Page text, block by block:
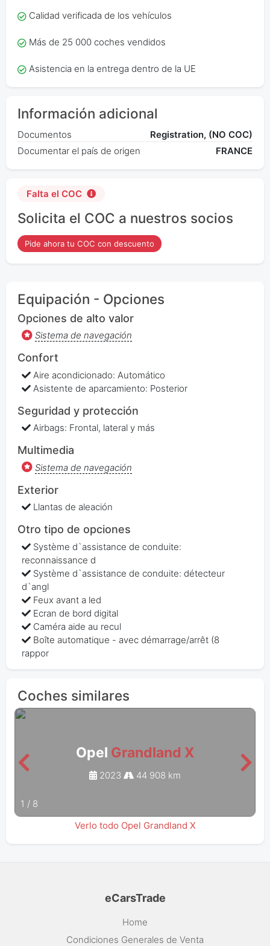
Calidad verificada de los vehículos
Más de 25 000 coches vendidos
Asistencia en la entrega dentro de la UE
Información adicional
Documentos
Registration, (NO COC)
Documentar el país de origen
FRANCE
Falta el COC
Solicita el COC a nuestros socios
Pide ahora tu COC con descuento
Equipación - Opciones
Opciones de alto valor
Sistema de navegación
Confort
Aire acondicionado: Automático
Asistente de aparcamiento: Posterior
Seguridad y protección
Airbags: Frontal, lateral y más
Multimedia
Sistema de navegación
Exterior
Llantas de aleación
Otro tipo de opciones
Système d`assistance de conduite:
reconnaissance d
Système d`assistance de conduite: détecteur
d`angl
Feux avant a led
Ecran de bord digital
Caméra aide au recul
Boîte automatique - avec démarrage/arrêt (8
rappor
Coches similares
Opel Grandland X
2023 44 908 km
1 / 8
Verlo todo Opel Grandland X
eCarsTrade
Home
Condiciones Generales de Venta